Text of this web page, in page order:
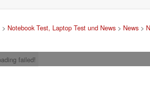
> Notebook Test, Laptop Test und News > News >
failed!